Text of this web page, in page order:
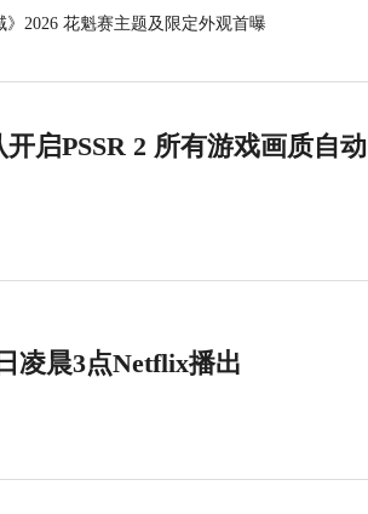
2026 花魁赛主题及限定外观首曝
启PSSR 2 所有游戏画质自动
凌晨3点Netflix播出